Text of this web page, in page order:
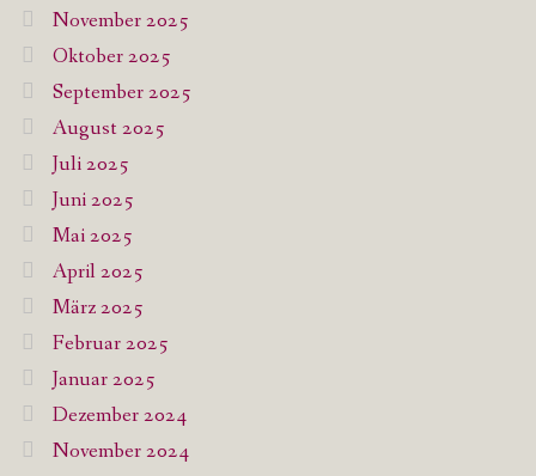
November 2025
Oktober 2025
September 2025
August 2025
Juli 2025
Juni 2025
Mai 2025
April 2025
März 2025
Februar 2025
Januar 2025
Dezember 2024
November 2024